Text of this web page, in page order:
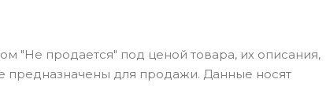
"Не продается" под ценой товара, их описания,
предназначены для продажи. Данные носят